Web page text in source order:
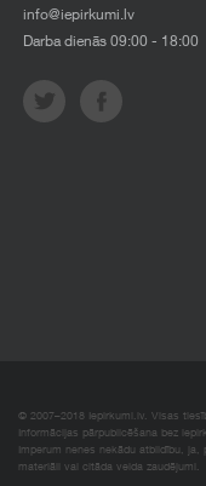
info@iepirkumi.lv
Darba dienās 09:00 - 18:00
© 2007–2018 Iepirkumi.lv. Visas
Informācijas pārpublicēšana bez
Imperum nenes nekādu atbildību,
materiāli vai citāda veida zaudējumi.